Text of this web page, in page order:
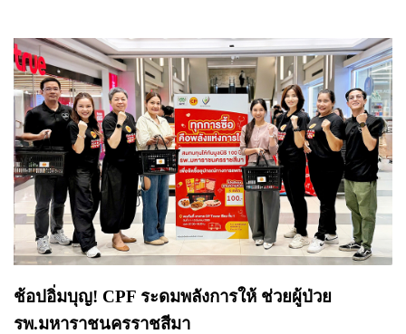
ช้อปอิ่มบุญ! CPF ระดมพลังการให้ ช่วยผู้ป่วย
รพ.มหาราชนครราชสีมา